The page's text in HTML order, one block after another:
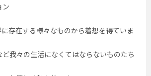
ン
存在する様々なものから着想を得ていま
我々の生活になくてはならないものたち